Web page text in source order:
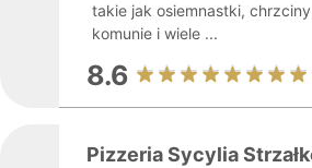
takie jak osiemnastki,
komunie i wiele ...
8.6
Pizzeria Sycylia